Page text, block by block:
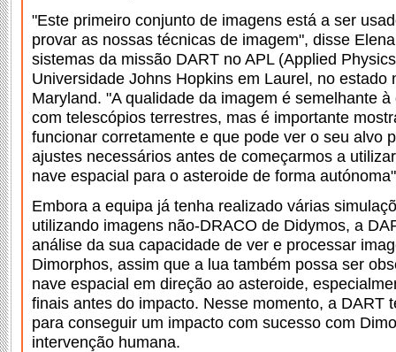
"Este primeiro conjunto de imagens está a ser
provar as nossas técnicas de imagem", disse
sistemas da missão DART no APL (Applied
Universidade Johns Hopkins em Laurel, no estado
Maryland. "A qualidade da imagem é semelhante
com telescópios terrestres, mas é importante
funcionar corretamente e que pode ver o seu alvo
ajustes necessários antes de começarmos a
nave espacial para o asteroide de forma
Embora a equipa já tenha realizado várias
utilizando imagens não-DRACO de Didymos, a
análise da sua capacidade de ver e processar
Dimorphos, assim que a lua também possa ser
nave espacial em direção ao asteroide,
finais antes do impacto. Nesse momento, a DART
para conseguir um impacto com sucesso com
intervenção humana.